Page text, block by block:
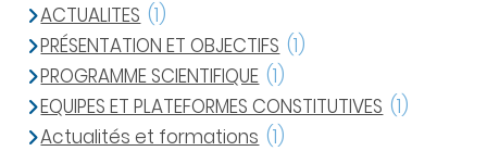
ACTUALITES (1)
PRÉSENTATION ET OBJECTIFS (1)
PROGRAMME SCIENTIFIQUE (1)
EQUIPES ET PLATEFORMES CONSTITUTIVES (1)
Actualités et formations (1)